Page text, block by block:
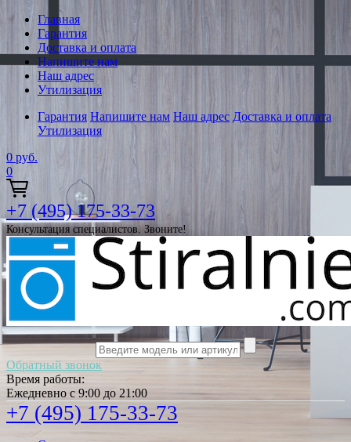
Главная
Гарантия
Доставка и оплата
Напишите нам
Наш адрес
Утилизация
Гарантия Напишите нам Наш адрес Доставка и оплата
Утилизация
0 руб.
0
+7 (495) 175-33-73
Консультация специалистов. Звоните!
Обратный звонок
Время работы:
Ежедневно с 9:00 до 21:00
+7 (495) 175-33-73